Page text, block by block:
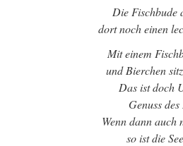
Die Fischbude
dort noch einen
Mit einem
und Bierchen
Das ist doch
Genuss
Wenn dann auch
so ist die